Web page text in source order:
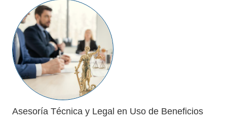
Asesoría Técnica y Legal en Uso de Beneficios